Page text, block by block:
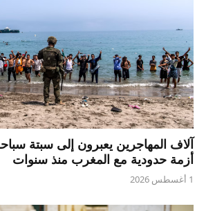
آلاف المهاجرين يعبرون إلى سبتة
أزمة حدودية مع المغرب منذ سنوات
1 أغسطس 2026